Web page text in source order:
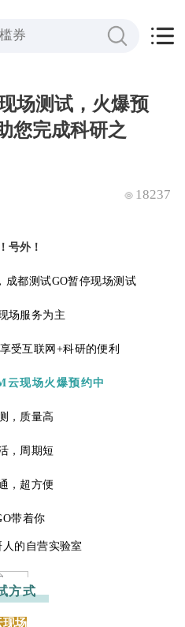
场测试，火爆预
您完成科研之
18237
号外！
成都测试GO暂停现场测试
场服务为主
受互联网+科研的便利
云现场火爆预约中
，质量高
，周期短
，超方便
带着你
的自营实验室
方式
现场